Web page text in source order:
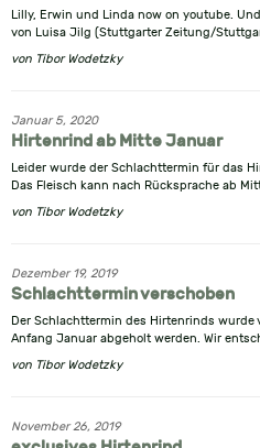
Lilly, Erwin und Linda now on youtube.
von Luisa Jilg (Stuttgarter Zeitung/
von Tibor Wodetzky
Januar 5, 2020
Hirtenrind ab Mitte Januar
Leider wurde der Schlachttermin für das
Das Fleisch kann nach Rücksprache ab
von Tibor Wodetzky
Dezember 19, 2019
Schlachttermin verschoben
Der Schlachttermin des Hirtenrinds wurde
Anfang Januar abgeholt werden. Wir
von Tibor Wodetzky
November 26, 2019